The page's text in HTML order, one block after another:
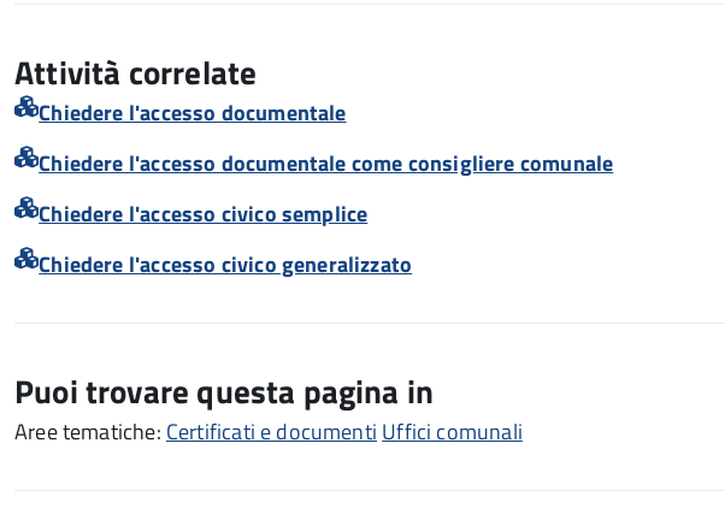
Attività correlate
Chiedere l'accesso documentale
Chiedere l'accesso documentale come consigliere comunale
Chiedere l'accesso civico semplice
Chiedere l'accesso civico generalizzato
Puoi trovare questa pagina in
Aree tematiche: Certificati e documenti Uffici comunali